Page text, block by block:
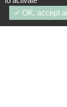
transports et
un cadre de
OK, accept all